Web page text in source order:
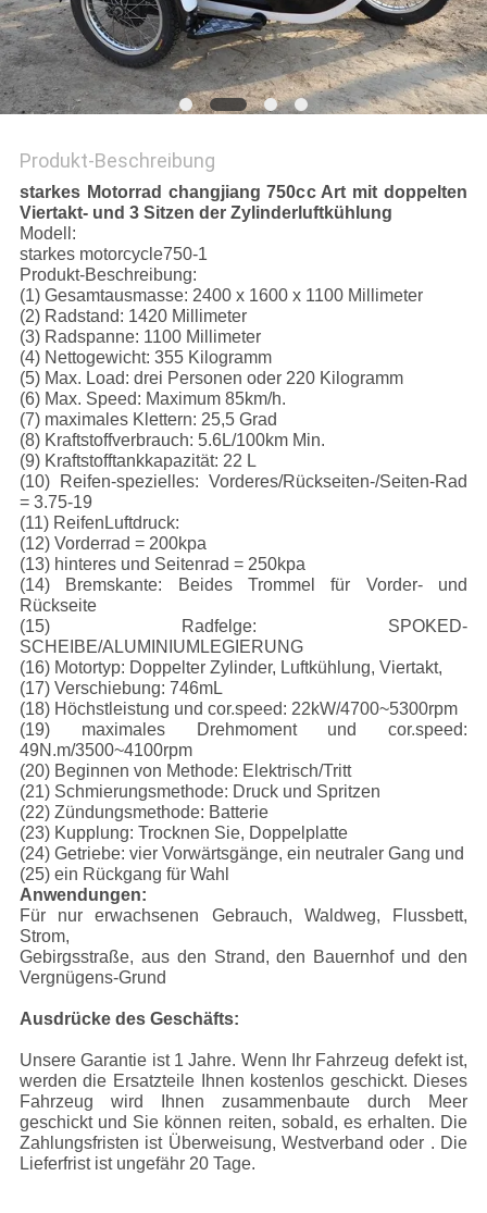
Produkt-Beschreibung
starkes Motorrad changjiang 750cc Art mit doppelten
Viertakt- und 3 Sitzen der Zylinderluftkühlung
Modell:
starkes motorcycle750-1
Produkt-Beschreibung:
(1) Gesamtausmasse: 2400 x 1600 x 1100 Millimeter
(2) Radstand: 1420 Millimeter
(3) Radspanne: 1100 Millimeter
(4) Nettogewicht: 355 Kilogramm
(5) Max. Load: drei Personen oder 220 Kilogramm
(6) Max. Speed: Maximum 85km/h.
(7) maximales Klettern: 25,5 Grad
(8) Kraftstoffverbrauch: 5.6L/100km Min.
(9) Kraftstofftankkapazität: 22 L
(10) Reifen-spezielles: Vorderes/Rückseiten-/Seiten-Rad
= 3.75-19
(11) ReifenLuftdruck:
(12) Vorderrad = 200kpa
(13) hinteres und Seitenrad = 250kpa
(14) Bremskante: Beides Trommel für Vorder- und
Rückseite
(15) Radfelge: SPOKED-
SCHEIBE/ALUMINIUMLEGIERUNG
(16) Motortyp: Doppelter Zylinder, Luftkühlung, Viertakt,
(17) Verschiebung: 746mL
(18) Höchstleistung und cor.speed: 22kW/4700~5300rpm
(19) maximales Drehmoment und cor.speed:
49N.m/3500~4100rpm
(20) Beginnen von Methode: Elektrisch/Tritt
(21) Schmierungsmethode: Druck und Spritzen
(22) Zündungsmethode: Batterie
(23) Kupplung: Trocknen Sie, Doppelplatte
(24) Getriebe: vier Vorwärtsgänge, ein neutraler Gang und
(25) ein Rückgang für Wahl
Anwendungen:
Für nur erwachsenen Gebrauch, Waldweg, Flussbett,
Strom,
Gebirgsstraße, aus den Strand, den Bauernhof und den
Vergnügens-Grund
Ausdrücke des Geschäfts:
Unsere Garantie ist 1 Jahre. Wenn Ihr Fahrzeug defekt ist,
werden die Ersatzteile Ihnen kostenlos geschickt. Dieses
Fahrzeug wird Ihnen zusammenbaute durch Meer
geschickt und Sie können reiten, sobald, es erhalten. Die
Zahlungsfristen ist Überweisung, Westverband oder . Die
Lieferfrist ist ungefähr 20 Tage.